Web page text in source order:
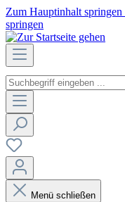
Zum Hauptinhalt springen
springen
Menü schließen